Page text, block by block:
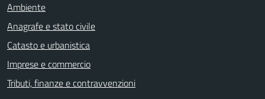
Ambiente
Anagrafe e stato civile
Catasto e urbanistica
Imprese e commercio
Tributi, finanze e contravvenzioni